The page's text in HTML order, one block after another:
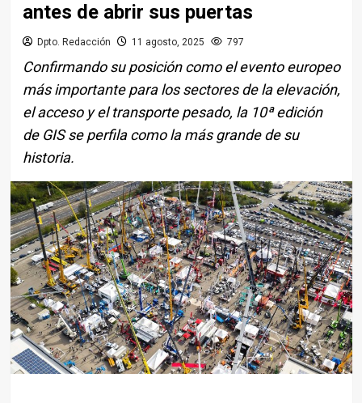
antes de abrir sus puertas
Dpto. Redacción 11 agosto, 2025 797
Confirmando su posición como el evento europeo
más importante para los sectores de la elevación,
el acceso y el transporte pesado, la 10ª edición
de GIS se perfila como la más grande de su
historia.